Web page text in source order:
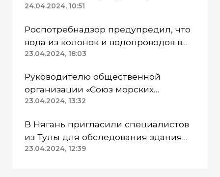
24.04.2024, 10:51
Роспотребнадзор предупредил, что
вода из колонок и водопроводов в
Казанском районе непригодна для
23.04.2024, 18:03
Руководителю общественной
организации «Союз морских
пехотинцев» Югры вынесли
23.04.2024, 13:32
В Нягань пригласили специалистов
из Тулы для обследования здания
ДК «Геолог»
23.04.2024, 12:39